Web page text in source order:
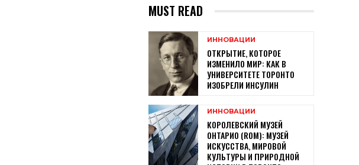
MUST READ
ИННОВАЦИИ
ОТКРЫТИЕ, КОТОРОЕ
ИЗМЕНИЛО МИР: КАК В
УНИВЕРСИТЕТЕ ТОРОНТО
ИЗОБРЕЛИ ИНСУЛИН
ИННОВАЦИИ
КОРОЛЕВСКИЙ МУЗЕЙ
ОНТАРИО (ROM): МУЗЕЙ
ИСКУССТВА, МИРОВОЙ
КУЛЬТУРЫ И ПРИРОДНОЙ